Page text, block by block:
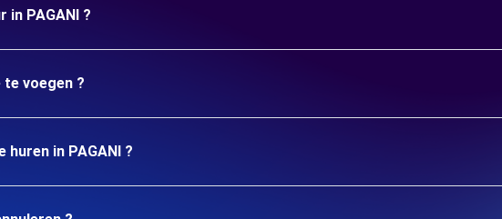
in PAGANI ?
voegen ?
in PAGANI ?